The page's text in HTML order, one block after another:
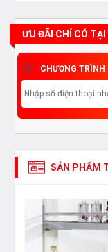
ƯU ĐÃI CHỈ CÓ TẠI
CHƯƠNG TRÌNH
SẢN PHẨM